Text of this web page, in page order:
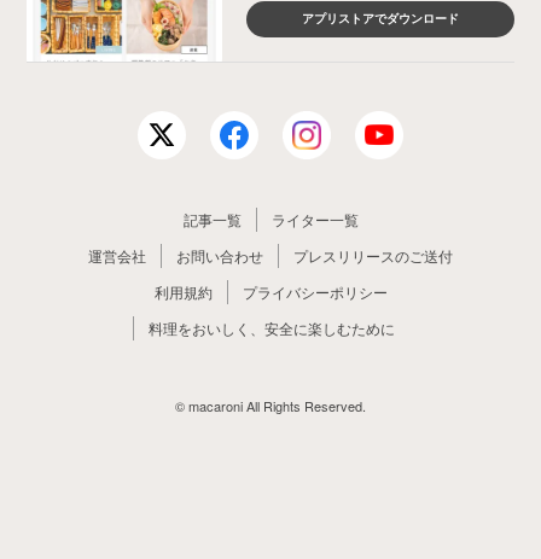
アプリストアでダウンロード
記事一覧
ライター一覧
運営会社
お問い合わせ
プレスリリースのご送付
利用規約
プライバシーポリシー
料理をおいしく、安全に楽しむために
© macaroni All Rights Reserved.